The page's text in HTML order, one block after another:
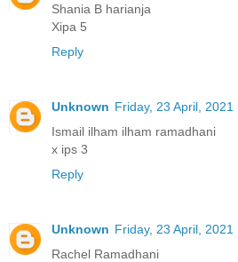
Shania B harianja
Xipa 5
Reply
Unknown Friday, 23 April, 2021
Ismail ilham ilham ramadhani
x ips 3
Reply
Unknown Friday, 23 April, 2021
Rachel Ramadhani